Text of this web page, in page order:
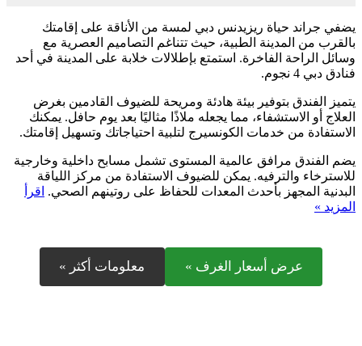
يضفي جراند حياة ريزيدنس دبي لمسة من الأناقة على إقامتك
بالقرب من المدينة الطبية، حيث تتناغم التصاميم العصرية مع
وسائل الراحة الفاخرة. استمتع بإطلالات خلابة على المدينة في أحد
فنادق دبي 4 نجوم.
يتميز الفندق بتوفير بيئة هادئة ومريحة للضيوف القادمين بغرض
العلاج أو الاستشفاء، مما يجعله ملاذًا مثاليًا بعد يوم حافل. يمكنك
الاستفادة من خدمات الكونسيرج لتلبية احتياجاتك وتسهيل إقامتك.
يضم الفندق مرافق عالمية المستوى تشمل مسابح داخلية وخارجية
للاسترخاء والترفيه. يمكن للضيوف الاستفادة من مركز اللياقة
البدنية المجهز بأحدث المعدات للحفاظ على روتينهم الصحي. اقرأ
المزيد »
عرض أسعار الغرف » معلومات أكثر »